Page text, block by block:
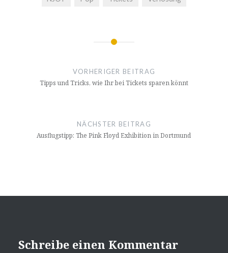
Beitragsnavigation
VORHERIGER BEITRAG
Tipps und Tricks, wie Ihr bei Tickets sparen könnt
NÄCHSTER BEITRAG
Ausflugstipp: The Pink Floyd Exhibition in Dortmund
Schreibe einen Kommentar